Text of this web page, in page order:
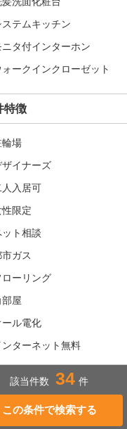
ステムキッチン
ニタ付インターホン
ォークインクローゼット
特徴
輪場
ザイナーズ
人入居可
性限定
ット相談
ガス
ローリング
屋
ール電化
ンターネット無料
該当件数 34 件